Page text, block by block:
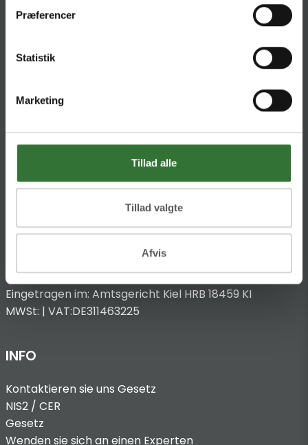
Præferencer
Statistik
Marketing
Tillad alle
Tillad valgte
Afvis
HQ:
Anbieterkennzeichnung
Chronos-Platz 1
53773 Hennef
:+49 4321 963 8440
dach@folsgaard.com
Eingetragen im: Amtsgericht Kiel HRB 18459 KI
MWSt: | VAT:DE311463225
INFO
Kontaktieren sie uns Gesetz
NIS2 / CER
Gesetz
Wenden sie sich an einen Experten